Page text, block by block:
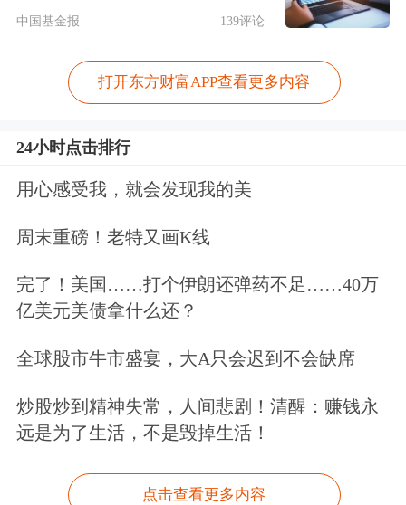
中国基金报 139评论
打开东方财富APP查看更多内容
24小时点击排行
用心感受我，就会发现我的美
周末重磅！老特又画K线
完了！美国……打个伊朗还弹药不足……40万
亿美元美债拿什么还？
全球股市牛市盛宴，大A只会迟到不会缺席
炒股炒到精神失常，人间悲剧！清醒：赚钱永
远是为了生活，不是毁掉生活！
点击查看更多内容